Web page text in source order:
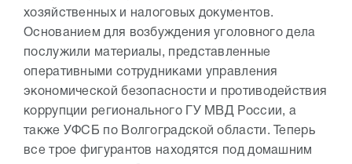
хозяйственных и налоговых документов.
Основанием для возбуждения уголовного дела
послужили материалы, представленные
оперативными сотрудниками управления
экономической безопасности и противодействия
коррупции регионального ГУ МВД России, а
также УФСБ по Волгоградской области. Теперь
все трое фигурантов находятся под домашним